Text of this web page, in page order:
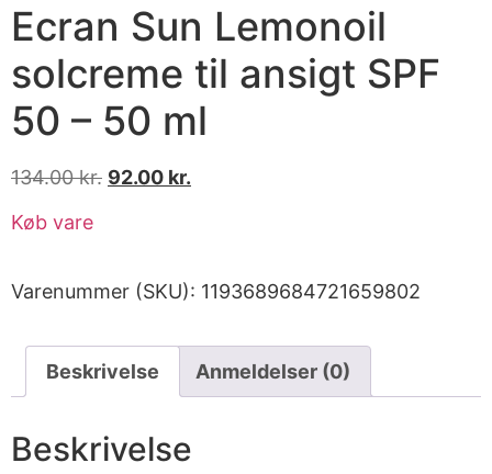
Ecran Sun Lemonoil
solcreme til ansigt SPF
50 – 50 ml
134.00kr. 92.00 kr.
Køb vare
Varenummer (SKU): 1193689684721659802
Beskrivelse Anmeldelser (0)
Beskrivelse